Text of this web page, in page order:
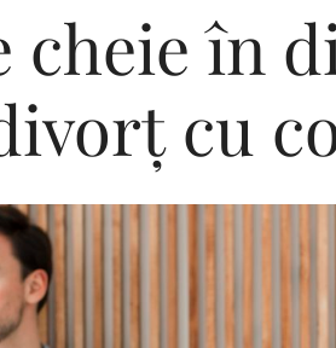
cheie în
cu